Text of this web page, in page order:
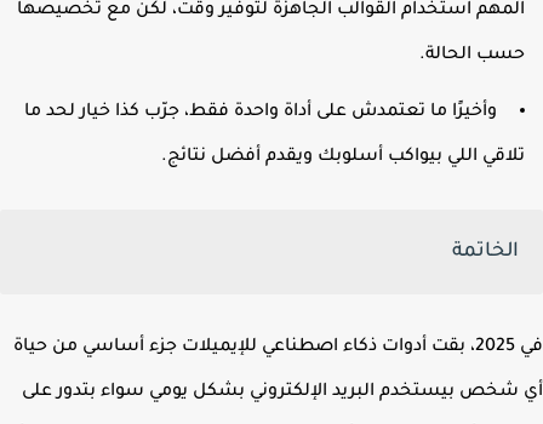
استخدام القوالب الجاهزة لتوفير وقت، لكن مع تخصيصها
الحالة.
وأخيرًا ما تعتمدش على أداة واحدة فقط، جرّب كذا خيار لحد ما
اللي بيواكب أسلوبك ويقدم أفضل نتائج.
الخاتمة
في 2025، بقت أدوات ذكاء اصطناعي للإيميلات جزء أساسي من حياة
بيستخدم البريد الإلكتروني بشكل يومي سواء بتدور على